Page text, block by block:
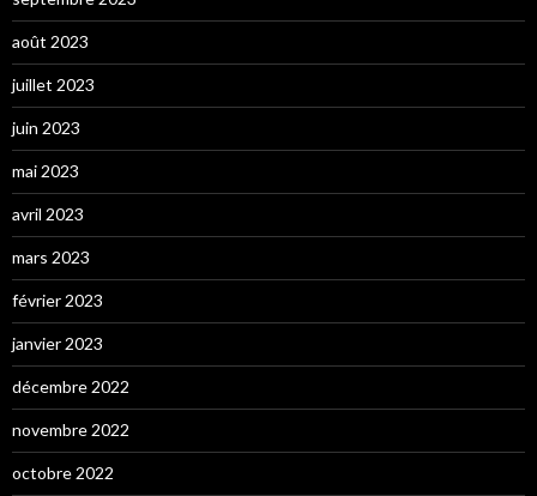
août 2023
juillet 2023
juin 2023
mai 2023
avril 2023
mars 2023
février 2023
janvier 2023
décembre 2022
novembre 2022
octobre 2022